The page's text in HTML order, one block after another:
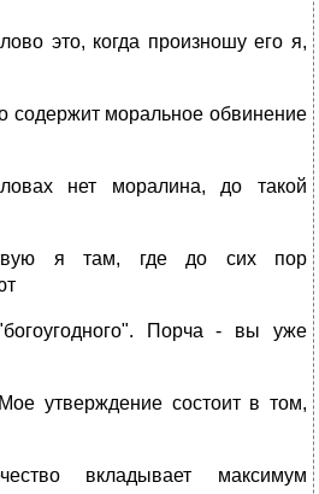
это, когда произношу его я,
содержит моральное обвинение
нет моралина, до такой
я там, где до сих пор
Порча - вы уже
утверждение состоит в том,
вкладывает максимум